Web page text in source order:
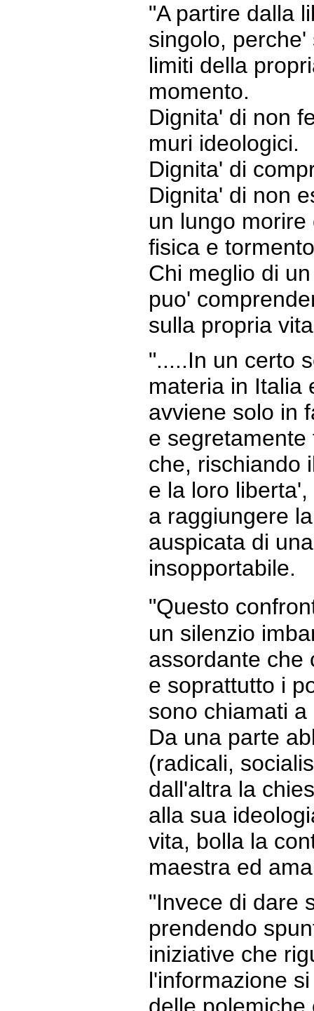
"A partire dalla
singolo,
limiti della
momento.
Dignita' di non
muri ideologici.
Dignita' di
Dignita' di non
un lungo
fisica e
Chi meglio di
puo'
sulla propria
".....In un certo
materia in Italia
avviene solo in
e
che, rischiando
e la loro
a raggiungere
auspicata di
insopportabile.
"Questo
un silenzio
assordante che
e soprattutto i
sono chiamati
Da una parte
(radicali,
dall'altra la
alla sua
vita, bolla la
maestra ed
"Invece di dare
prendendo
iniziative che
l'informazione